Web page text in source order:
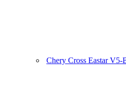
Chery Cross Eastar V5-